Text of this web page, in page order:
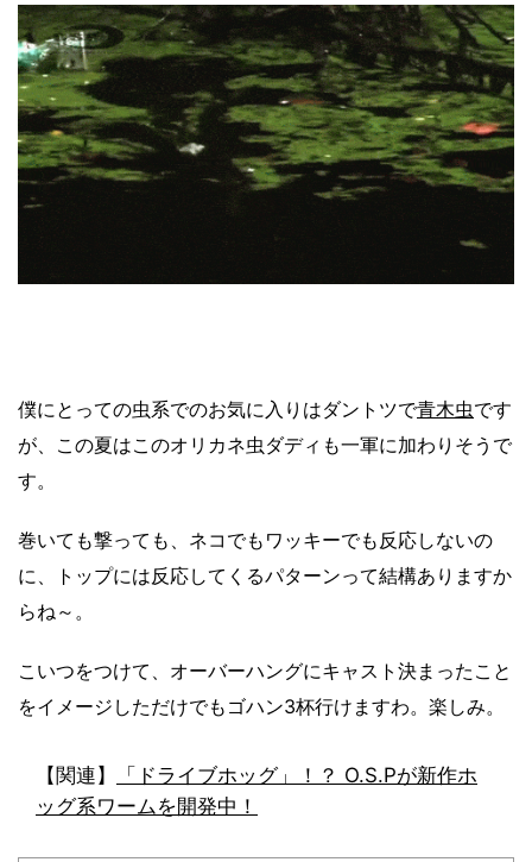
僕にとっての虫系でのお気に入りはダントツで青木虫です
が、この夏はこのオリカネ虫ダディも一軍に加わりそうで
す。
巻いても撃っても、ネコでもワッキーでも反応しないの
に、トップには反応してくるパターンって結構ありますか
らね～。
こいつをつけて、オーバーハングにキャスト決まったこと
をイメージしただけでもゴハン3杯行けますわ。楽しみ。
【関連】
「ドライブホッグ」！？ O.S.Pが新作ホ
ッグ系ワームを開発中！